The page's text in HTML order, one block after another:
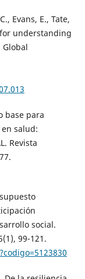
Evans, E., Tate,
for understanding
base para
salud:
Revista
social.
99-121.